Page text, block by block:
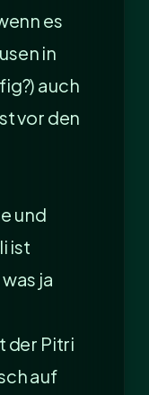
es
in
auch
vor den
und
ist
ja
der Pitri
auf